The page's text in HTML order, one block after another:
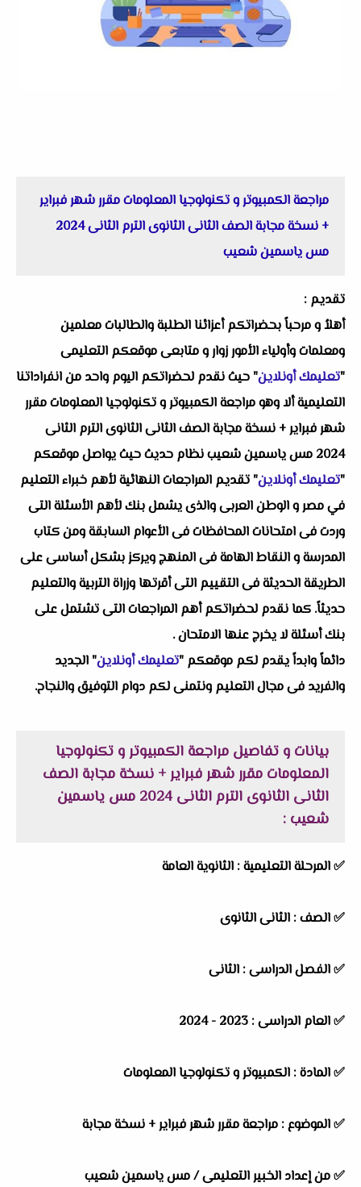
مراجعة الكمبيوتر و تكنولوجيا المعلومات مقرر شهر فبراير
+ نسخة مجابة الصف الثانى الثانوى الترم الثانى 2024
مس ياسمين شعيب
تقديم :
أهلاُ و مرحباً بحضراتكم أعزائنا الطلبة والطالبات معلمين
ومعلمات وأولياء الأمور زوار و متابعى موقعكم التعليمى
"تعليمك أونلاين" حيث نقدم لحضراتكم اليوم واحد من انفراداتنا
التعليمية ألا وهو مراجعة الكمبيوتر و تكنولوجيا المعلومات مقرر
شهر فبراير + نسخة مجابة الصف الثانى الثانوى الترم الثانى
2024 مس ياسمين شعيب نظام حديث حيث يواصل موقعكم
"تعليمك أونلاين" تقديم المراجعات النهائية لأهم خبراء التعليم
في مصر و الوطن العربى والذى يشمل بنك لأهم الأسئلة التى
وردت فى امتحانات المحافظات فى الأعوام السابقة ومن كتاب
المدرسة و النقاط الهامة فى المنهج ويركز بشكل أساسى على
الطريقة الحديثة فى التقييم التى أقرتها وزراة التربية والتعليم
حديثاً. كما نقدم لحضراتكم أهم المراجعات التى تشتمل على
بنك أسئلة لا يخرج عنها الامتحان .
دائماً وابداً يقدم لكم موقعكم "تعليمك أونلاين" الجديد
والفريد فى مجال التعليم ونتمنى لكم دوام التوفيق والنجاح.
بيانات و تفاصيل مراجعة الكمبيوتر و تكنولوجيا
المعلومات مقرر شهر فبراير + نسخة مجابة الصف
الثانى الثانوى الترم الثانى 2024 مس ياسمين
شعيب :
✅ المرحلة التعليمية : الثانوية العامة
✅ الصف : الثانى الثانوى
✅ الفصل الدراسى : الثانى
✅ العام الدراسى : 2023 - 2024
✅ المادة : الكمبيوتر و تكنولوجيا المعلومات
✅ الموضوع : مراجعة مقرر شهر فبراير + نسخة مجابة
✅ من إعداد الخبير التعليمى /مس ياسمين شعيب